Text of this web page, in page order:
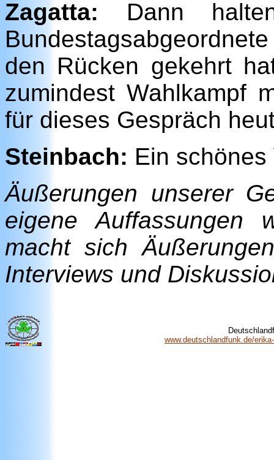
Zagatta: Dann
den Rücken gekehrt
zumindest Wahlkampf
für dieses Gespräch
Steinbach: Ein
Äußerungen unserer
eigene Auffassungen
macht sich
Interviews und
www.deutschlandfunk.de/